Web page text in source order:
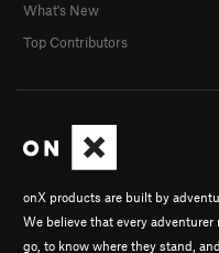
onX products are built by
We believe that every adventurer
go, to know where they stand,
What's New
Top Contributors